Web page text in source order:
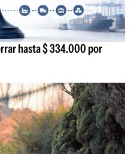
hasta $ 334.000 por